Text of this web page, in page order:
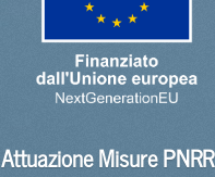
Attuazione Misure PNRR